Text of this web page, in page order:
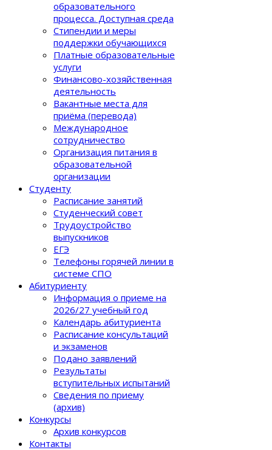
образовательного
процеcса. Доступная среда
Стипендии и меры
поддержки обучающихся
Платные образовательные
услуги
Финансово-хозяйственная
деятельность
Вакантные места для
приёма (перевода)
Международное
сотрудничество
Организация питания в
образовательной
организации
Студенту
Расписание занятий
Студенческий совет
Трудоустройство
выпускников
ЕГЭ
Телефоны горячей линии в
системе СПО
Абитуриенту
Информация о приеме на
2026/27 учебный год
Календарь абитуриента
Расписание консультаций
и экзаменов
Подано заявлений
Результаты
вступительных испытаний
Сведения по приему
(архив)
Конкурсы
Архив конкурсов
Контакты